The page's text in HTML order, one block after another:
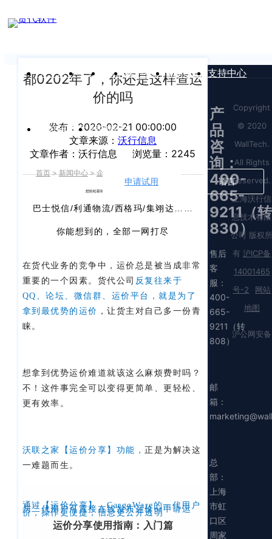
关于沃行 产品 价格 客户案例 新闻资讯 支持中心
运价与货盘 我的账户
申请试用 语言
申请试用
产
都0202年了，你还是这样查运
价的吗
发布：2020-02-21 00:00:00
文章来源： 沃行信息
文章作者：沃行信息
浏览量：2245
首页>新闻中心>企业新闻
想轻松获得一代的优势航线运价吗
巴士悦信/利通物流/西格玛/集翊达……
你能想到的，全部一网打尽
在货代业务的竞争中，运价总是被当成非常
重要的一个因素。货代公司 反复往来于
QQ、论坛、微信群、运价平台，就是为了
拿到最优势的运价 ，让货主对自己多一份青
睐。
想拿到优势运价难道就该这么麻烦费时吗？
不！这件事完全可以变得更简单、更轻松、
更有效率。
沃联之家【运价分享】功能， 正是为解决这
一难题而生。
通过【运价分享】，CargoWare的一代用户
与二代用户可直接在线发布运价or申请运
价，操作更便捷，信息更公开透明
运价分享使用指南：入门篇
产
品
咨
询：
400-
665-
9211（转
830）
售后
客
服：
400-
665-
9211（转
808）
邮
箱：
总
部：
上海
市虹
口区
周家
Copyright
© 2020
WallTech.
All Rights
Reserved.
上海沃行信
息技术有限
公司 版权
有沪ICP备
14001465
号-2
网站
地图
沪公网安备